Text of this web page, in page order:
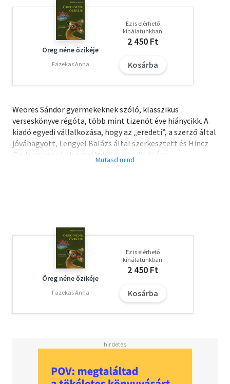
Öreg néne őzikéje
Fazekas Anna
Ez is elérhető
kínálatunkban:
2 450 Ft
Kosárba
Weöres Sándor gyermekeknek szóló, klasszikus
verseskönyve régóta, több mint tizenöt éve hiánycikk. A
kiadó egyedi vállalkozása, hogy az „eredeti”, a szerző által
jóváhagyott, Lengyel Balázs által szerkesztett és Hincz
Gyula rajzaival illusztrált könyvet adja ki újra.
Remélhetőleg az új nemzedékek is Weöres Sándor
Öreg néne őzikéje
Fazekas Anna
Ez is elérhető
kínálatunkban:
2 450 Ft
Kosárba